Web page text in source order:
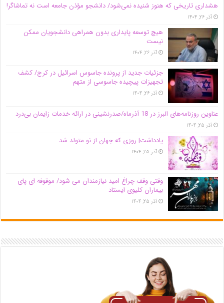
هشداری تاریخی که هنوز شنیده نمی‌شود/ دانشجو مؤذن جامعه است نه تماشاگر!
آذر ۲۶, ۱۴۰۴
هیچ توسعه پایداری بدون همراهی دانشجویان ممکن
نیست
آذر ۲۶, ۱۴۰۴
جزئیات جدید از پرونده جاسوس اسرائیل در کرج/‌ کشف
تجهیزات پیچیده جاسوسی از متهم
آذر ۲۶, ۱۴۰۴
عناوین روزنامه‌های البرز در ‌18 آذرماه/صدرنشینی در ارائه خدمات زایمان بی‌درد
آذر ۲۵, ۱۴۰۴
یادداشت| روزی که جهان از نو متولد شد
آذر ۲۵, ۱۴۰۴
وقتی وقف چراغ امید نیازمندان می شود/ موقوفه ای پای
بیماران کلیوی ایستاد
آذر ۲۵, ۱۴۰۴